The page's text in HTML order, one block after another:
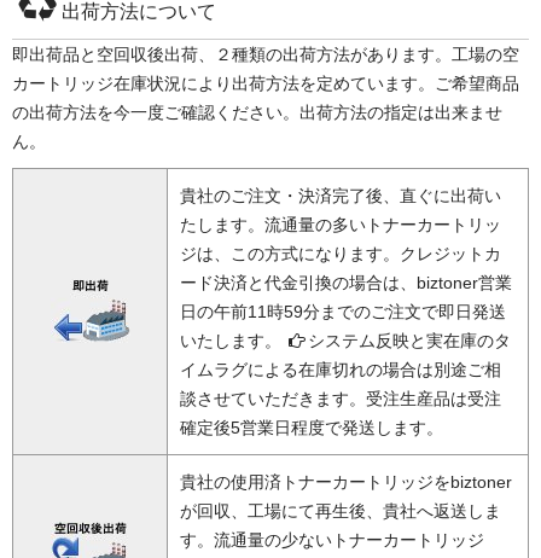
出荷方法について
即出荷品と空回収後出荷、２種類の出荷方法があります。工場の空
カートリッジ在庫状況により出荷方法を定めています。ご希望商品
の出荷方法を今一度ご確認ください。出荷方法の指定は出来ませ
ん。
貴社のご注文・決済完了後、直ぐに出荷い
たします。流通量の多いトナーカートリッ
ジは、この方式になります。クレジットカ
ード決済と代金引換の場合は、biztoner営業
日の午前11時59分までのご注文で即日発送
いたします。
システム反映と実在庫のタ
イムラグによる在庫切れの場合は別途ご相
談させていただきます。受注生産品は受注
確定後5営業日程度で発送します。
貴社の使用済トナーカートリッジをbiztoner
が回収、工場にて再生後、貴社へ返送しま
す。流通量の少ないトナーカートリッジ